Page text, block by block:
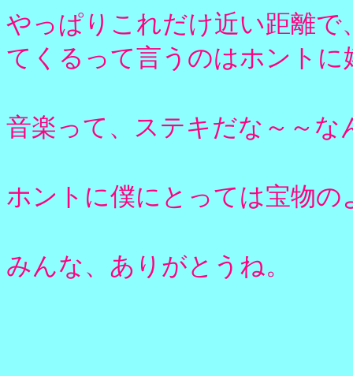
やっぱりこれだけ近い距離
てくるって言うのはホントに
音楽って、ステキだな～～な
ホントに僕にとっては宝物
みんな、ありがとうね。